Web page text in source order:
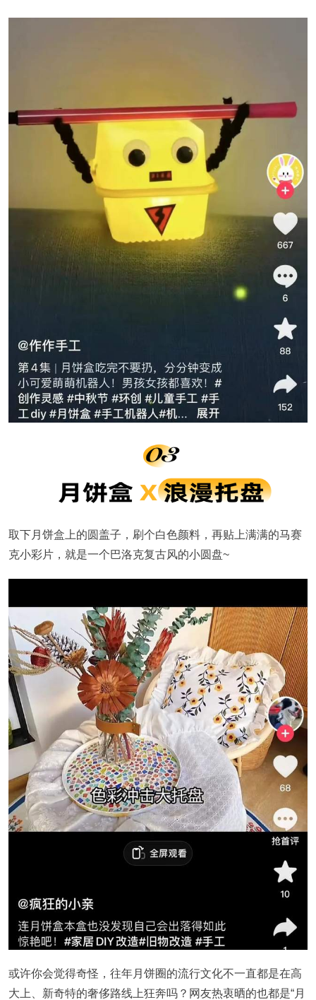
取下月饼盒上的圆盖子，刷个白色颜料，再贴上满满的马赛
克小彩片，就是一个巴洛克复古风的小圆盘~
或许你会觉得奇怪，往年月饼圈的流行文化不一直都是在高
大上、新奇特的奢侈路线上狂奔吗？网友热衷晒的也都是“月